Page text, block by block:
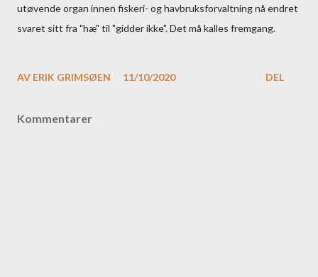
utøvende organ innen fiskeri- og havbruksforvaltning nå endret
svaret sitt fra "hæ" til "gidder ikke". Det må kalles fremgang.
AV ERIK GRIMSØEN 11/10/2020 DEL
Kommentarer